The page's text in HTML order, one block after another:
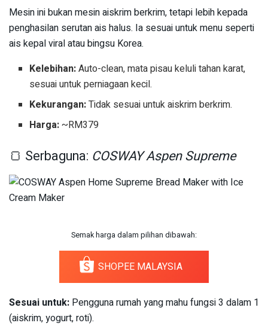
Mesin ini bukan mesin aiskrim berkrim, tetapi lebih kepada
penghasilan serutan ais halus. Ia sesuai untuk menu seperti
ais kepal viral atau bingsu Korea.
Kelebihan:Auto-clean, mata pisau keluli tahan karat,
sesuai untuk perniagaan kecil.
Kekurangan:Tidak sesuai untuk aiskrim berkrim.
Harga:~RM379
🍞 Serbaguna: COSWAY Aspen Supreme
Semak harga dalam pilihan dibawah:
SHOPEE MALAYSIA
Sesuai untuk: Pengguna rumah yang mahu fungsi 3 dalam 1
(aiskrim, yogurt, roti).